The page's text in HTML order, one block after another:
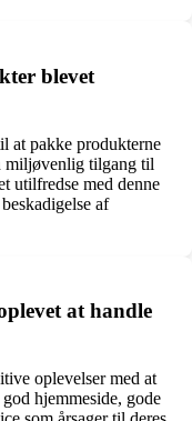
blevet
at pakke produkterne
miljøvenlig tilgang til
utilfredse med denne
af
at handle
oplevelser med at
hjemmeside, gode